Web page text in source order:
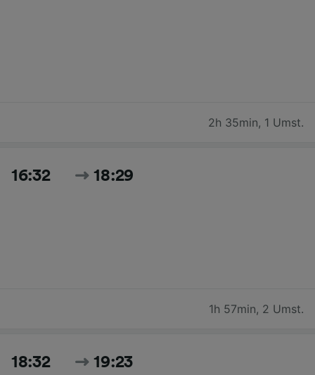
2h 35min, 1 Umst.
16:32 18:29
1h 57min, 2 Umst.
18:32 19:23